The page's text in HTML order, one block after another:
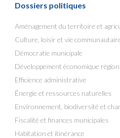
Dossiers politiques
Aménagement du territoire et
Culture, loisir et vie
Démocratie municipale
Développement économique
Efficience administrative
Énergie et ressources naturelles
Environnement, biodiversité et
Fiscalité et finances municipales
Habitation et itinérance